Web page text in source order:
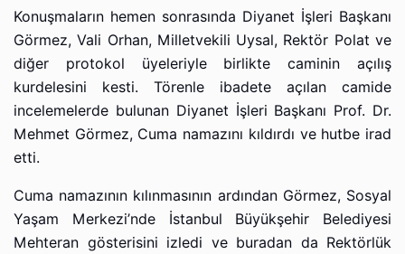
Konuşmaların hemen sonrasında Diyanet İşleri Başkanı
Görmez, Vali Orhan, Milletvekili Uysal, Rektör Polat ve
diğer protokol üyeleriyle birlikte caminin açılış
kurdelesini kesti. Törenle ibadete açılan camide
incelemelerde bulunan Diyanet İşleri Başkanı Prof. Dr.
Mehmet Görmez, Cuma namazını kıldırdı ve hutbe irad
etti.
Cuma namazının kılınmasının ardından Görmez, Sosyal
Yaşam Merkezi’nde İstanbul Büyükşehir Belediyesi
Mehteran gösterisini izledi ve buradan da Rektörlük